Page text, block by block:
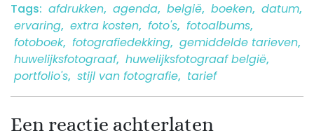
Tags: afdrukken, agenda, belgië, boeken, datum,
ervaring, extra kosten, foto's, fotoalbums,
fotoboek, fotografiedekking, gemiddelde tarieven,
huwelijksfotograaf, huwelijksfotograaf belgië,
portfolio's, stijl van fotografie, tarief
Een reactie achterlaten